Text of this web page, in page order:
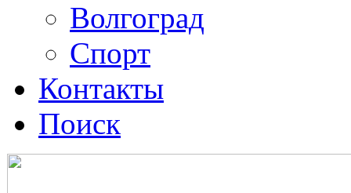
Волгоград
Спорт
Контакты
Поиск